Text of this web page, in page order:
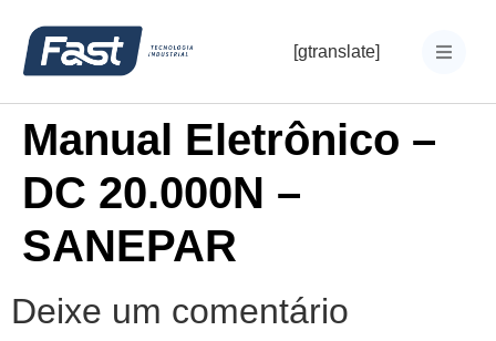
[gtranslate]
Manual Eletrônico –
DC 20.000N –
SANEPAR
Deixe um comentário